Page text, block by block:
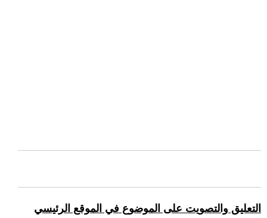
التعليق والتصويت على الموضوع في الموقع الرئيسي